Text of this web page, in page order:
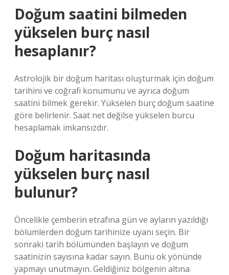
Doğum saatini bilmeden
yükselen burç nasıl
hesaplanır?
Astrolojik bir doğum haritası oluşturmak için doğum
tarihini ve coğrafi konumunu ve ayrıca doğum
saatini bilmek gerekir. Yükselen burç doğum saatine
göre belirlenir. Saat net değilse yükselen burcu
hesaplamak imkansızdır.
Doğum haritasında
yükselen burç nasıl
bulunur?
Öncelikle çemberin etrafına gün ve ayların yazıldığı
bölümlerden doğum tarihinize uyanı seçin. Bir
sonraki tarih bölümünden başlayın ve doğum
saatinizin sayısına kadar sayın. Bunu ok yönünde
yapmayı unutmayın. Geldiğiniz bölgenin altına